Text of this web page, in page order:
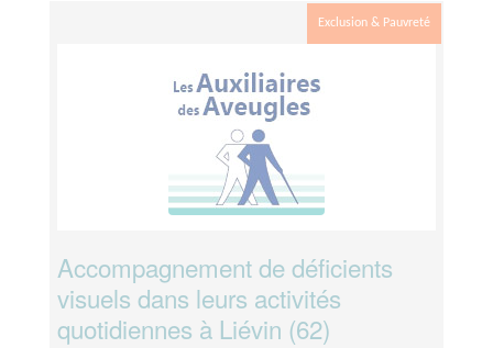
Exclusion & Pauvreté
Accompagnement de déficients
visuels dans leurs activités
quotidiennes à Liévin (62)